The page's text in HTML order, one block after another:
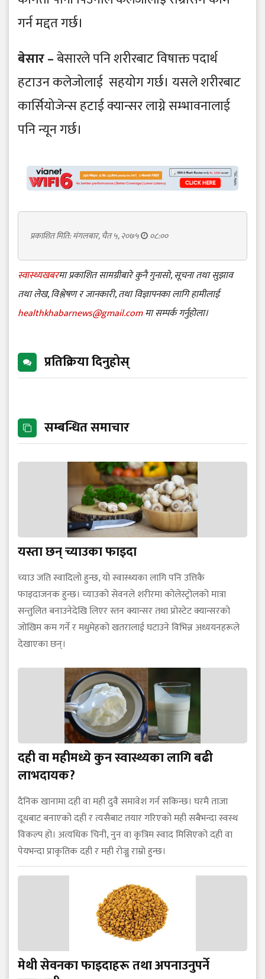
गर्न मद्दत गर्छ।
बेसार –बेसारले पनि शरीरबाट विषाक्त पदार्थ
हटाउन कलेजोलाई सहयोग गर्छ। यसले शरीरबाट
कार्सियोजेन्स हटाई क्यान्सर लाग्ने सम्भावनालाई
पनि न्यून गर्छ।
प्रकाशित मिति: मंगलबार, चैत ५, २०७५ ०८:००
स्वास्थ्यखबरमा प्रकाशित सामग्रीबारे कुनै गुनासो, सूचना तथा सुझाव
तथा लेख, विश्लेषण र जानकारी, तथा विज्ञापनका लागि हामीलाई
healthkhabarnews@gmail.comमा सम्पर्क गर्नुहोला।
प्रतिक्रिया दिनुहोस्
सम्बन्धित समाचार
यस्ता छन् च्याउका फाइदा
च्याउ जति स्वादिलो हुन्छ, यो स्वास्थ्यका लागि पनि उत्तिकै
फाइदाजनक हुन्छ। च्याउको सेवनले शरीरमा कोलेस्ट्रोलको मात्रा
सन्तुलित बनाउनेदेखि लिएर स्तन क्यान्सर तथा प्रोस्टेट क्यान्सरको
जोखिम कम गर्ने र मधुमेहको खतरालाई घटाउने विभिन्न अध्ययनहरूले
देखाएका छन्।
दही वा महीमध्ये कुन स्वास्थ्यका लागि बढी
लाभदायक?
दैनिक खानामा दही वा मही दुवै समावेश गर्न सकिन्छ। घरमै ताजा
दूधबाट बनाएको दही र त्यसैबाट तयार गरिएको मही सबैभन्दा स्वस्थ
विकल्प हो। अत्यधिक चिनी, नुन वा कृत्रिम स्वाद मिसिएको दही वा
पेयभन्दा प्राकृतिक दही र मही रोज्नु राम्रो हुन्छ।
मेथी सेवनका फाइदाहरू तथा अपनाउनुपर्ने